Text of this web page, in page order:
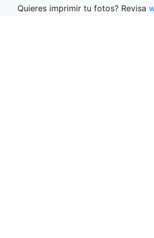
Quieres imprimir tu fotos? Revisa